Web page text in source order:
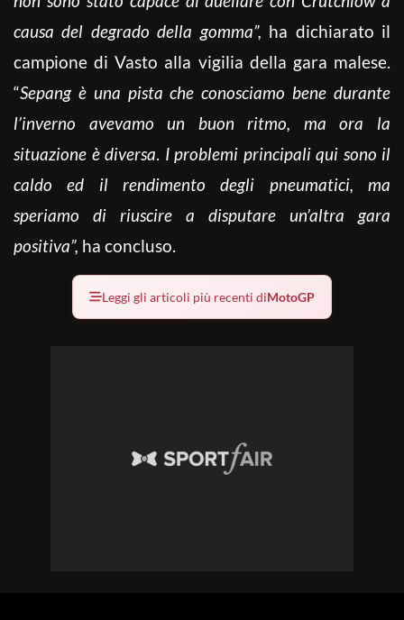
causa del degrado della gomma”, ha dichiarato il
campione di Vasto alla vigilia della gara malese.
“Sepang è una pista che conosciamo bene durante
l’inverno avevamo un buon ritmo, ma ora la
situazione è diversa. I problemi principali qui sono il
caldo ed il rendimento degli pneumatici, ma
speriamo di riuscire a disputare un’altra gara
positiva”, ha concluso.
Leggi gli articoli più recenti diMotoGP